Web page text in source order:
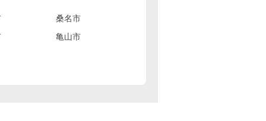
桑名市
亀山市